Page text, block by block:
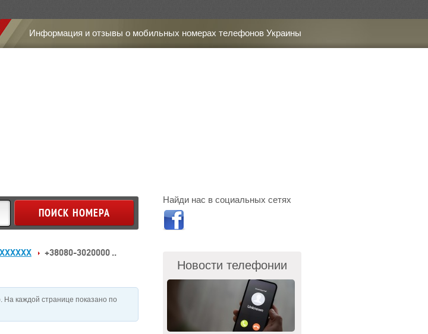
Информация и отзывы о мобильных номерах телефонов Украины
+38080-3020000 ..
каждой странице показано по
Найди нас в социальных сетях
Новости телефонии